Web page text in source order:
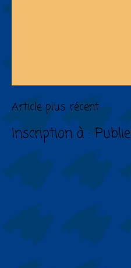
Article plus récent
Inscription à :